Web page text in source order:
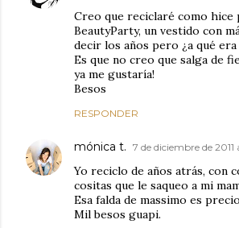
Creo que reciclaré como hice
BeautyParty, un vestido con
decir los años pero ¿a qué
Es que no creo que salga de
ya me gustaría!
Besos
RESPONDER
mónica t. 7 de diciembre de 2011
Yo reciclo de años atrás, con
cositas que le saqueo a mi
Esa falda de massimo es
Mil besos guapi.